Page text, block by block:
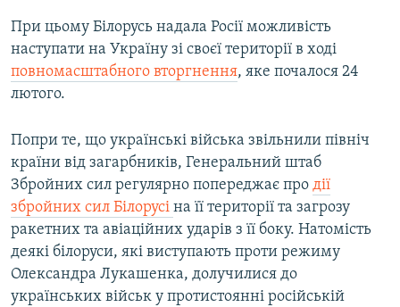
При цьому Білорусь надала Росії можливість
наступати на Україну зі своєї території в ході
повномасштабного вторгнення, яке почалося 24
лютого.
Попри те, що українські війська звільнили північ
країни від загарбників, Генеральний штаб
Збройних сил регулярно попереджає про дії
збройних сил Білорусі на її території та загрозу
ракетних та авіаційних ударів з її боку. Натомість
деякі білоруси, які виступають проти режиму
Олександра Лукашенка, долучилися до
українських військ у протистоянні російській